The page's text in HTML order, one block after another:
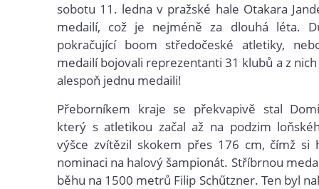
sobotu 11. ledna v pražské hale Otakara
medailí, což je nejméně za dlouhá léta.
pokračující boom středočeské atletiky,
medailí bojovali reprezentanti 31 klubů a z
alespoň jednu medaili!
Přeborníkem kraje se překvapivě stal
který s atletikou začal až na podzim
výšce zvítězil skokem přes 176 cm, čímž si
nominaci na halový šampionát. Stříbrnou
běhu na 1500 metrů Filip Schűtzner. Ten byl